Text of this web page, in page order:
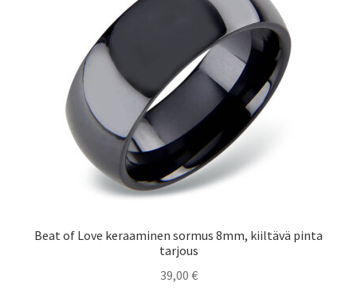
Beat of Love keraaminen sormus 8mm, kiiltävä pinta
tarjous
39,00 €